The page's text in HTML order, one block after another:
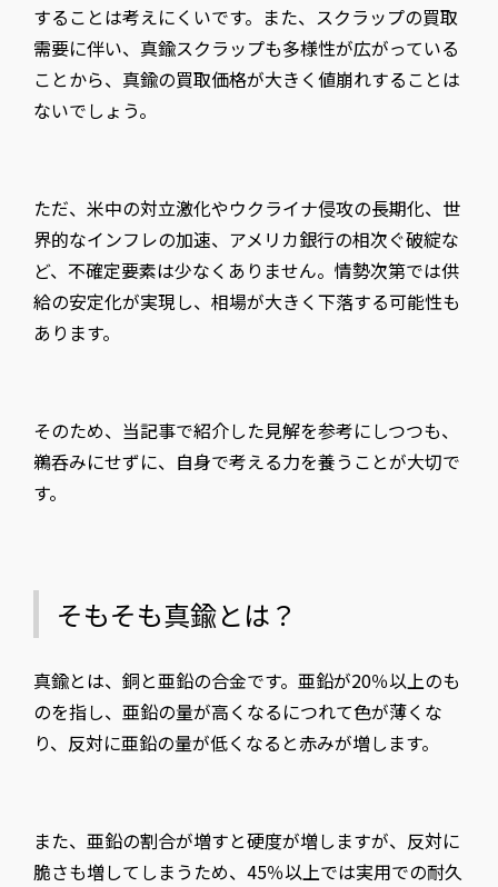
することは考えにくいです。また、スクラップの買取
需要に伴い、真鍮スクラップも多様性が広がっている
ことから、真鍮の買取価格が大きく値崩れすることは
ないでしょう。
ただ、米中の対立激化やウクライナ侵攻の長期化、世
界的なインフレの加速、アメリカ銀行の相次ぐ破綻な
ど、不確定要素は少なくありません。情勢次第では供
給の安定化が実現し、相場が大きく下落する可能性も
あります。
そのため、当記事で紹介した見解を参考にしつつも、
鵜呑みにせずに、自身で考える力を養うことが大切で
す。
そもそも真鍮とは？
真鍮とは、銅と亜鉛の合金です。亜鉛が20％以上のも
のを指し、亜鉛の量が高くなるにつれて色が薄くな
り、反対に亜鉛の量が低くなると赤みが増します。
また、亜鉛の割合が増すと硬度が増しますが、反対に
脆さも増してしまうため、45％以上では実用での耐久